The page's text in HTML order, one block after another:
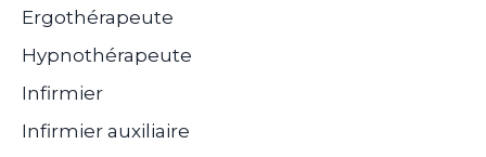
Ergothérapeute
Hypnothérapeute
Infirmier
Infirmier auxiliaire